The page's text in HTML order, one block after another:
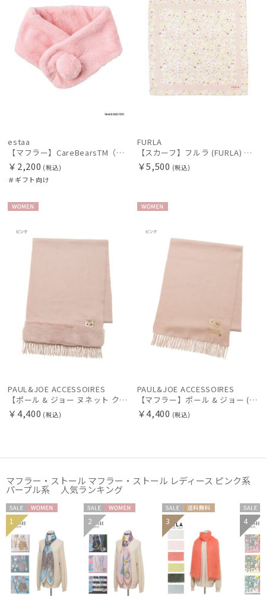
estaa
【マフラー】CareBearsTM（ケアベアTM） フェイクファー
￥2,200 (税込)
＃ギフト向け
FURLA
【スカーフ】フルラ (FURLA) シルクプリントスカーフ 58cm×58cm プレゼント ギフト
￥5,500 (税込)
PAUL&JOE ACCESSOIRES
【ポール & ジョー ヌネット クリザンテーム ワッペン付き マフラー スムースタッチ 182cm×31cm 【公式ムーンバット】無地 チェック フェイクファー ロゴ刺繍 パッケージ付き】
￥4,400 (税込)
PAUL&JOE ACCESSOIRES
【マフラー】ポール & ジョー (PAUL & JOE ACCESSOIRES) トッピングマフラー ブランド プレゼント ギフト クリスマス
￥4,400 (税込)
マフラー・ストール マフラー・ストール レディース ピンク系
パープル系 人気ランキング
セー
ル
WOME
1
セー
ル
WOME
N
2
セー
ル
送料無
料
WOME
N
3
セー
ル
4